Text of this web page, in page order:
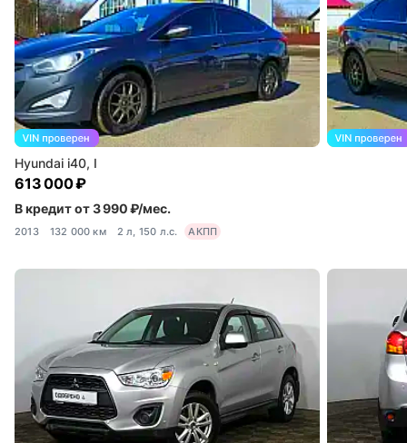
Hyundai i40, I
613 000 ₽
В кредит от 3 990 ₽/мес.
2013 132 000 км 2 л, 150 л.с. АКПП